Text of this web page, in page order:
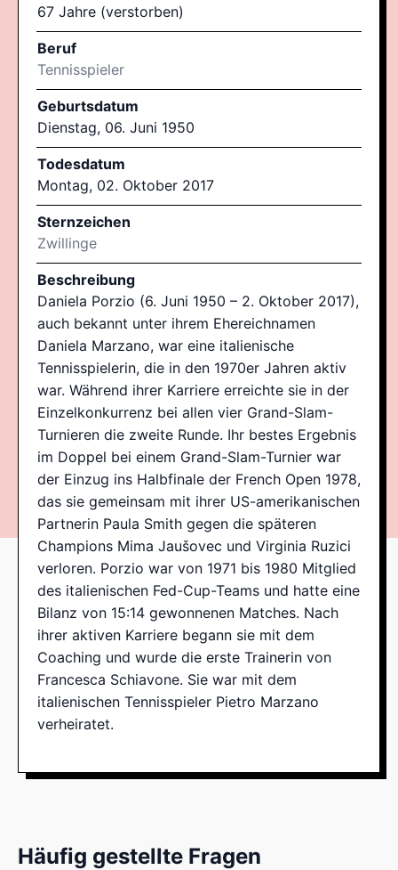
67 Jahre (verstorben)
Beruf
Tennisspieler
Geburtsdatum
Dienstag, 06. Juni 1950
Todesdatum
Montag, 02. Oktober 2017
Sternzeichen
Zwillinge
Beschreibung
Daniela Porzio (6. Juni 1950 – 2. Oktober 2017),
auch bekannt unter ihrem Ehereichnamen
Daniela Marzano, war eine italienische
Tennisspielerin, die in den 1970er Jahren aktiv
war. Während ihrer Karriere erreichte sie in der
Einzelkonkurrenz bei allen vier Grand-Slam-
Turnieren die zweite Runde. Ihr bestes Ergebnis
im Doppel bei einem Grand-Slam-Turnier war
der Einzug ins Halbfinale der French Open 1978,
das sie gemeinsam mit ihrer US-amerikanischen
Partnerin Paula Smith gegen die späteren
Champions Mima Jaušovec und Virginia Ruzici
verloren. Porzio war von 1971 bis 1980 Mitglied
des italienischen Fed-Cup-Teams und hatte eine
Bilanz von 15:14 gewonnenen Matches. Nach
ihrer aktiven Karriere begann sie mit dem
Coaching und wurde die erste Trainerin von
Francesca Schiavone. Sie war mit dem
italienischen Tennisspieler Pietro Marzano
verheiratet.
Häufig gestellte Fragen